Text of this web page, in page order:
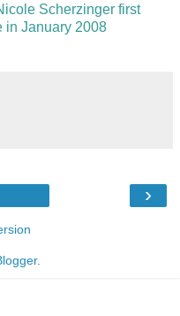
Scherzinger first
in January 2008
›
.